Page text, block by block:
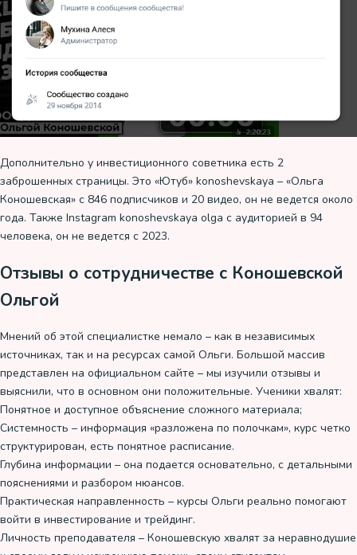
Дополнительно у инвестиционного советника есть 2
заброшенных страницы. Это «Ютуб» konoshevskaya – «Ольга
Коношевская» с 846 подписчиков и 20 видео, он не ведется около
года. Также Instagram konoshevskaya olga с аудиторией в 94
человека, он не ведется с 2023.
Отзывы о сотрудничестве с Коношевской
Ольгой
Мнений об этой специалистке немало – как в независимых
источниках, так и на ресурсах самой Ольги. Большой массив
представлен на официальном сайте – мы изучили отзывы и
выяснили, что в основном они положительные. Ученики хвалят:
Понятное и доступное объяснение сложного материала;
Системность – информация «разложена по полочкам», курс четко
структурирован, есть понятное расписание.
Глубина информации – она подается основательно, с детальными
пояснениями и разбором нюансов.
Практическая направленность – курсы Ольги реально помогают
войти в инвестирование и трейдинг.
Личность преподавателя – Коношевскую хвалят за неравнодушие